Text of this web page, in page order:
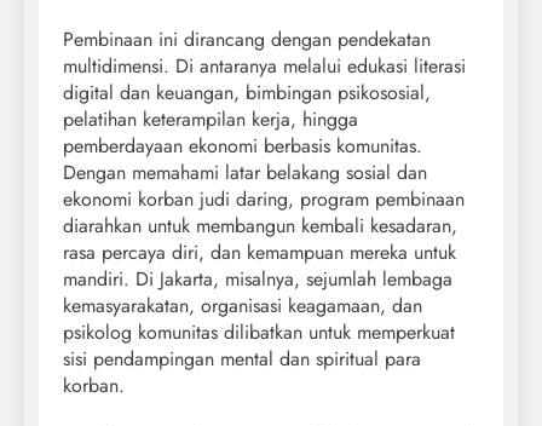
Pembinaan ini dirancang dengan pendekatan
multidimensi. Di antaranya melalui edukasi literasi
digital dan keuangan, bimbingan psikososial,
pelatihan keterampilan kerja, hingga
pemberdayaan ekonomi berbasis komunitas.
Dengan memahami latar belakang sosial dan
ekonomi korban judi daring, program pembinaan
diarahkan untuk membangun kembali kesadaran,
rasa percaya diri, dan kemampuan mereka untuk
mandiri. Di Jakarta, misalnya, sejumlah lembaga
kemasyarakatan, organisasi keagamaan, dan
psikolog komunitas dilibatkan untuk memperkuat
sisi pendampingan mental dan spiritual para
korban.